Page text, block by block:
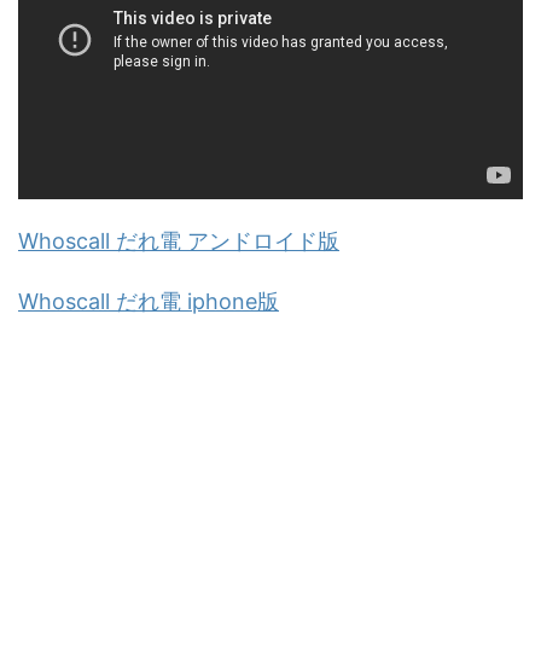
Whoscall だれ電 アンドロイド版
Whoscall だれ電 iphone版